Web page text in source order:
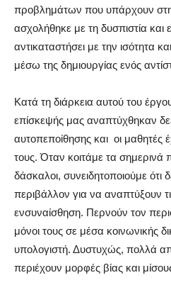
προβλημάτων που υπάρχουν
ασχολήθηκε με τη δυσπιστία και
αντικαταστήσει με την ισότητα
μέσω της δημιουργίας ενός
Κατά τη διάρκεια αυτού του
επίσκεψής μας αναπτύχθηκαν
αυτοπεποίθησης και οι μαθητές
τους. Όταν κοιτάμε τα σημερινά
δάσκαλοι, συνειδητοποιούμε ότι
περιβάλλον για να αναπτύξουν
ενσυναίσθηση. Περνούν τον
μόνοι τους σε μέσα κοινωνικής
υπολογιστή. Δυστυχώς, πολλά
περιέχουν μορφές βίας και